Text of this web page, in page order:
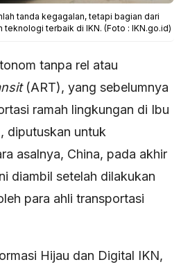
tanda kegagalan, tetapi bagian dari
terbaik di IKN. (Foto : IKN.go.id)
tanpa rel atau
(ART), yang sebelumnya
ramah lingkungan di Ibu
diputuskan untuk
asalnya, China, pada akhir
diambil setelah dilakukan
para ahli transportasi
Hijau dan Digital IKN,